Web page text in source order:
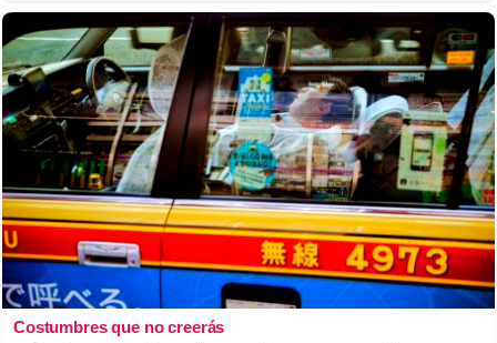
Costumbres que no creerás